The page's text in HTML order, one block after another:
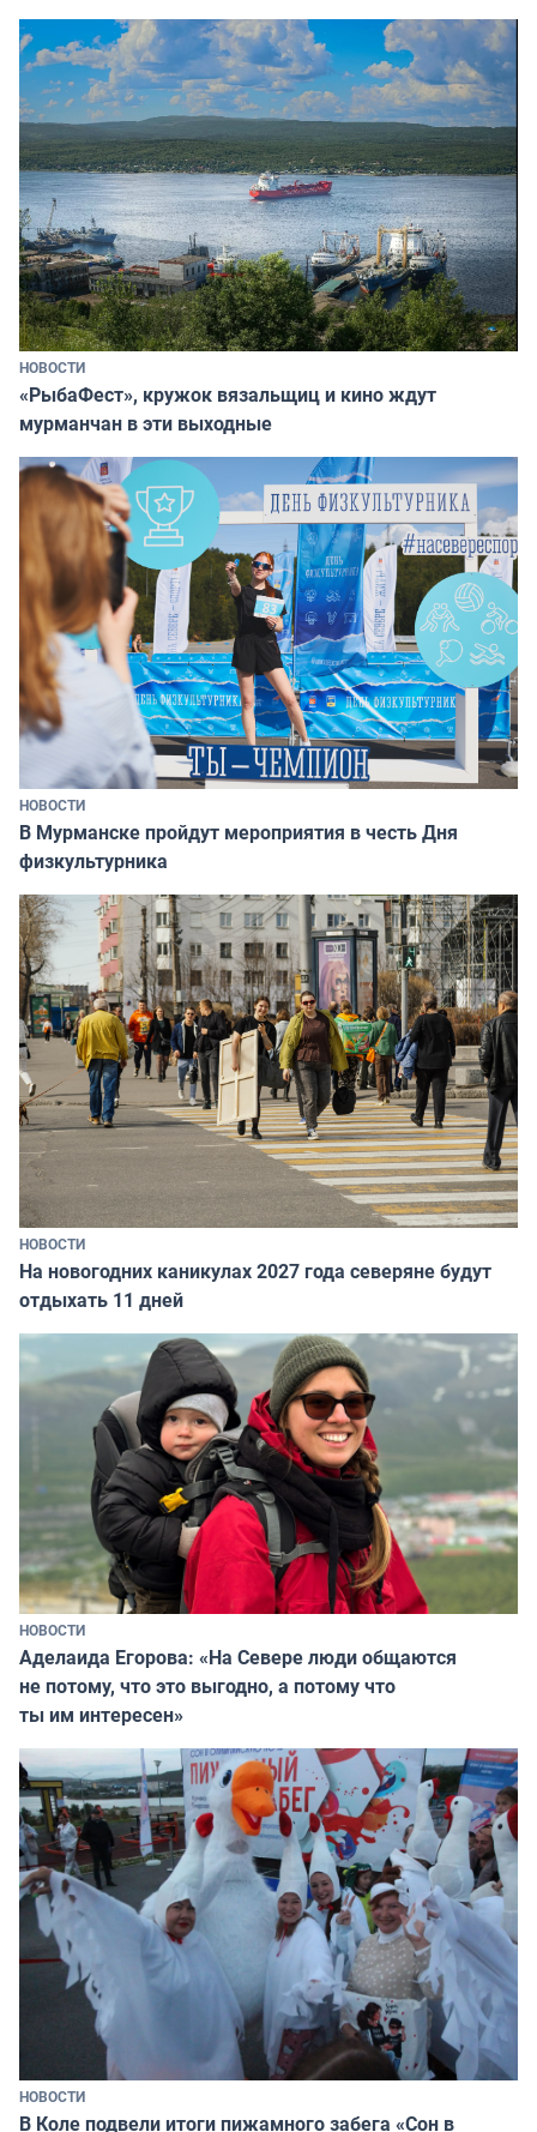
НОВОСТИ
«РыбаФест», кружок вязальщиц и кино ждут
мурманчан в эти выходные
НОВОСТИ
В Мурманске пройдут мероприятия в честь Дня
физкультурника
НОВОСТИ
На новогодних каникулах 2027 года северяне будут
отдыхать 11 дней
НОВОСТИ
Аделаида Егорова: «На Севере люди общаются
не потому, что это выгодно, а потому что
ты им интересен»
НОВОСТИ
В Коле подвели итоги пижамного забега «Сон в